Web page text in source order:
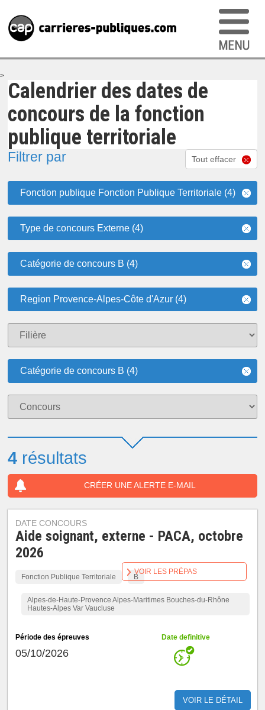
>
Calendrier des dates de
concours de la fonction
publique territoriale
Filtrer par Tout effacer
Fonction publique Fonction Publique Territoriale (4)
Type de concours Externe (4)
Catégorie de concours B (4)
Region Provence-Alpes-Côte d'Azur (4)
Catégorie de concours B (4)
4 résultats
CRÉER UNE ALERTE E-MAIL
DATE CONCOURS
Aide soignant, externe - PACA, octobre
2026
Fonction Publique Territoriale B
Alpes-de-Haute-Provence Alpes-Maritimes Bouches-du-Rhône
Hautes-Alpes Var Vaucluse
Période des épreuves
05/10/2026
Date definitive
VOIR LE DÉTAIL
VOIR LES PRÉPAS